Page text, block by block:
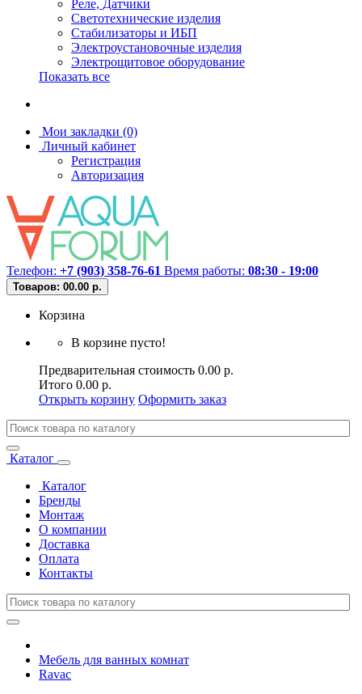
Реле, Датчики
Светотехнические изделия
Стабилизаторы и ИБП
Электроустановочные изделия
Электрощитовое оборудование
Показать все
Мои закладки (0)
Личный кабинет
Регистрация
Авторизация
Телефон: +7 (903) 358-76-61 Время работы: 08:30 - 19:00
Товаров: 00.00 р.
Корзина
В корзине пусто!
Предварительная стоимость 0.00 р.
Итого 0.00 р.
Открыть корзину Оформить заказ
Каталог
Каталог
Бренды
Монтаж
О компании
Доставка
Оплата
Контакты
Мебель для ванных комнат
Rаvac